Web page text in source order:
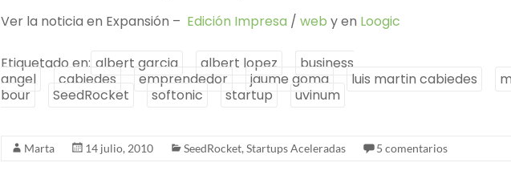
Ver la noticia en Expansión – Edición Impresa / web y en Loogic
Etiquetado en: albert garcia albert lopez
business
angel
cabiedes emprendedor jaume goma luis martin cabiedes
bour
SeedRocket softonic startup uvinum
Marta 14 julio, 2010 SeedRocket, Startups Aceleradas 5 comentarios